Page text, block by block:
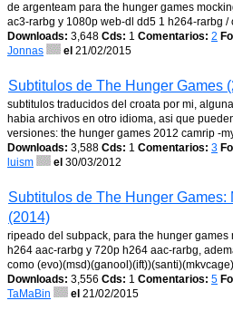
de argenteam para the hunger games
ac3-rarbg y 1080p web-dl dd5 1 h264-rarbg /
Downloads: 3,648 Cds: 1 Comentarios: 2
Jonnas
el 21/02/2015
Subtitulos de The Hunger Games
subtitulos traducidos del croata por mi,
habia archivos en otro idioma, asi que
versiones: the hunger games 2012 camrip -
Downloads: 3,588 Cds: 1 Comentarios: 3
luism
el 30/03/2012
Subtitulos de The Hunger Games:
(2014)
ripeado del subpack, para the hunger
h264 aac-rarbg y 720p h264 aac-rarbg,
como
Downloads: 3,556 Cds: 1 Comentarios: 5
TaMaBin
el 21/02/2015